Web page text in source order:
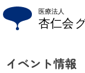
Skip
to
content
杏仁会について
イベント情報